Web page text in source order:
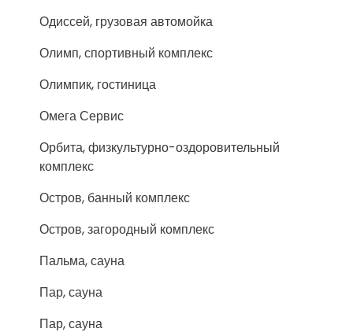
Одиссей, грузовая автомойка
Олимп, спортивный комплекс
Олимпик, гостиница
Омега Сервис
Орбита, физкультурно-оздоровительный
комплекс
Остров, банный комплекс
Остров, загородный комплекс
Пальма, сауна
Пар, сауна
Пар, сауна